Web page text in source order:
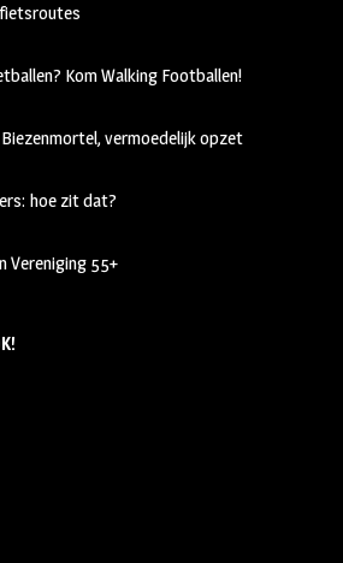
Kom Walking Footballen!
vermoedelijk opzet
hoe zit dat?
Vereniging 55+